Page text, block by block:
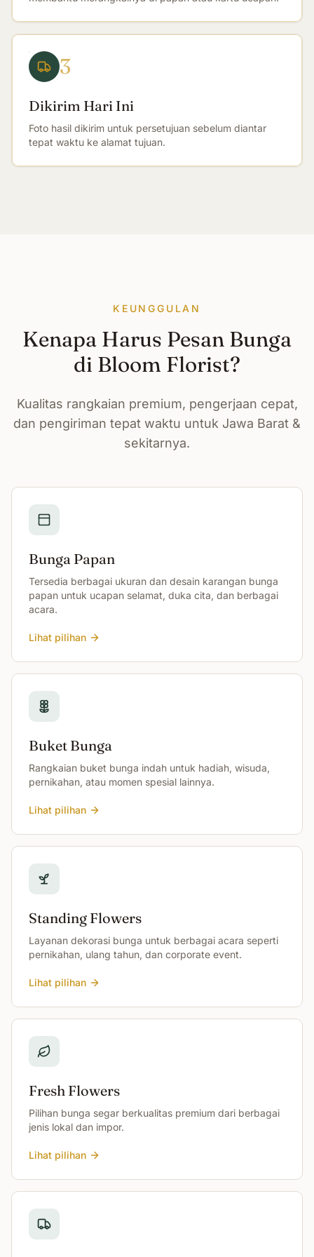
3
Dikirim Hari Ini
Foto hasil dikirim untuk persetujuan sebelum diantar
tepat waktu ke alamat tujuan.
KEUNGGULAN
Kenapa Harus Pesan Bunga
di Bloom Florist?
Kualitas rangkaian premium, pengerjaan cepat,
dan pengiriman tepat waktu untuk Jawa Barat &
sekitarnya.
Bunga Papan
Tersedia berbagai ukuran dan desain karangan bunga
papan untuk ucapan selamat, duka cita, dan berbagai
acara.
Lihat pilihan
Buket Bunga
Rangkaian buket bunga indah untuk hadiah, wisuda,
pernikahan, atau momen spesial lainnya.
Lihat pilihan
Standing Flowers
Layanan dekorasi bunga untuk berbagai acara seperti
pernikahan, ulang tahun, dan corporate event.
Lihat pilihan
Fresh Flowers
Pilihan bunga segar berkualitas premium dari berbagai
jenis lokal dan impor.
Lihat pilihan